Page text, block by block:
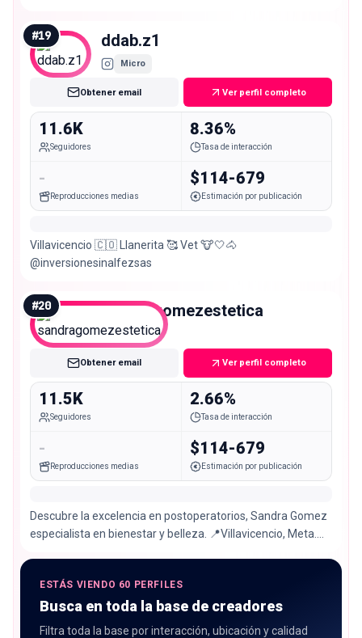
#19 ddab.z1
Micro
Obtener email Ver perfil completo
11.6K
Seguidores
8.36%
Tasa de interacción
-
Reproducciones medias
$114-679
Estimación por publicación
Villavicencio 🇨🇴 Llanerita 🥰 Vet 🐮🤍🐴
@inversionesinalfezsas
#20 sandragomezestetica
Micro
Obtener email Ver perfil completo
11.5K
Seguidores
2.66%
Tasa de interacción
-
Reproducciones medias
$114-679
Estimación por publicación
Descubre la excelencia en postoperatorios, Sandra Gomez
especialista en bienestar y belleza. 📍Villavicencio, Meta.
ESTÁS VIENDO 60 PERFILES
Busca en toda la base de creadores
Filtra toda la base por interacción, ubicación y calidad